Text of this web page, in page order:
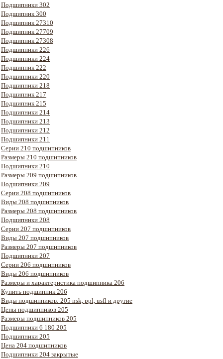
Подшипники 302
Подшипник 300
Подшипник 27310
Подшипник 27709
Подшипник 27308
Подшипники 226
Подшипники 224
Подшипник 222
Подшипники 220
Подшипники 218
Подшипник 217
Подшипник 215
Подшипники 214
Подшипники 213
Подшипники 212
Подшипники 211
Серии 210 подшипников
Размеры 210 подшипников
Подшипники 210
Размеры 209 подшипников
Подшипники 209
Серии 208 подшипников
Виды 208 подшипников
Размеры 208 подшипников
Подшипники 208
Серии 207 подшипников
Виды 207 подшипников
Размеры 207 подшипников
Подшипники 207
Серии 206 подшипников
Виды 206 подшипников
Размеры и характеристика подшипника 206
Купить подшипник 206
Виды подшипников: 205 nsk, ppl, usfl и другие
Цены подшипников 205
Размеры подшипников 205
Подшипники 6 180 205
Подшипники 205
Цена 204 подшипников
Подшипники 204 закрытые